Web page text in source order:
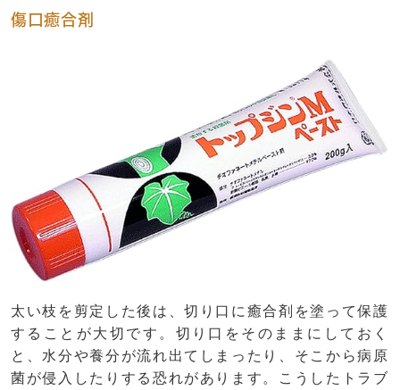
傷口癒合剤
太い枝を剪定した後は、切り口に癒合剤を塗って保護
することが大切です。切り口をそのままにしておく
と、水分や養分が流れ出てしまったり、そこから病原
菌が侵入したりする恐れがあります。こうしたトラブ